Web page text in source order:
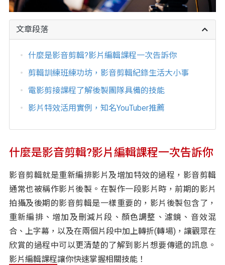
文章段落
什麼是影音剪輯?影片編輯課程一次告訴你
剪輯訓練班練功坊，影音剪輯紀錄生活大小事
電影剪接課程了解後製團隊具備的技能
影片特效活用實例，知名YouTuber推薦
什麼是影音剪輯?影片編輯課程一次告訴你
影音剪輯就是重新編排影片及增加特效的過程，影音剪輯
通常也被稱作影片後製。在製作一段影片時，前期的影片
拍攝及後期的影音剪輯是一樣重要的，影片後製包含了，
重新編排、增加及刪減片段、顏色調整、濾鏡、音效混
合、上字幕，以及在兩個片段中加上轉折(轉場)，讓觀眾在
欣賞的過程中可以更清楚的了解到影片想要傳遞的訊息。
影片編輯課程讓你快速掌握相關技能！